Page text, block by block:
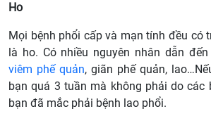
Ho
Mọi bệnh phổi cấp và mạn tính đều có
là ho. Có nhiều nguyên nhân dẫn
viêm phế quản, giãn phế quản,
bạn quá 3 tuần mà không phải do các
bạn đã mắc phải bệnh lao phổi.